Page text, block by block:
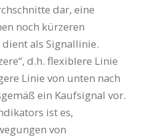
dar, eine
noch kürzeren
als Signallinie.
d.h. flexiblere Linie
Linie von unten nach
ein Kaufsignal vor.
ist es,
von